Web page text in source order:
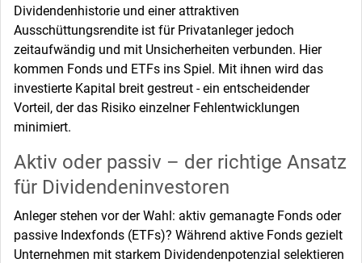
Dividendenhistorie und einer attraktiven
Ausschüttungsrendite ist für Privatanleger jedoch
zeitaufwändig und mit Unsicherheiten verbunden. Hier
kommen Fonds und ETFs ins Spiel. Mit ihnen wird das
investierte Kapital breit gestreut - ein entscheidender
Vorteil, der das Risiko einzelner Fehlentwicklungen
minimiert.
Aktiv oder passiv – der richtige Ansatz
für Dividendeninvestoren
Anleger stehen vor der Wahl: aktiv gemanagte Fonds oder
passive Indexfonds (ETFs)? Während aktive Fonds gezielt
Unternehmen mit starkem Dividendenpotenzial selektieren